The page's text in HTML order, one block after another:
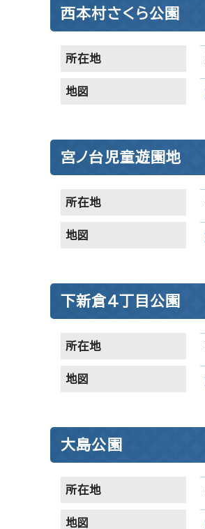
西本村さくら公園
所在地
地図
宮ノ台児童遊園地
所在地
地図
下新倉4丁目公園
所在地
地図
大島公園
所在地
地図